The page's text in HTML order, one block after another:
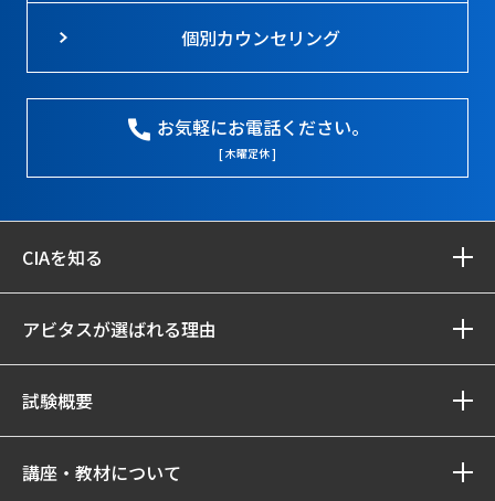
個別カウンセリング
お気軽にお電話ください。
[ 木曜定休 ]
CIAを知る
アビタスが選ばれる理由
試験概要
講座・教材について